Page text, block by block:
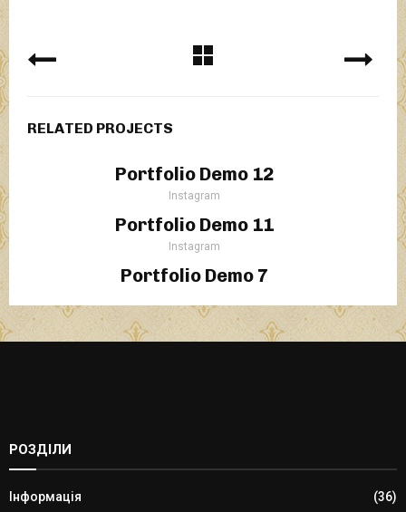
RELATED PROJECTS
Portfolio Demo 12
Instagram
Portfolio Demo 11
Instagram
Portfolio Demo 7
РОЗДІЛИ
Інформація
(36)